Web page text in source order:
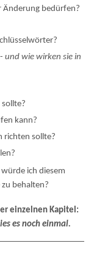
Änderung bedürfen?
-und wie wirken sie in
kann?
richten sollte?
ich diesem
behalten?
einzelnen Kapitel:
es noch einmal.